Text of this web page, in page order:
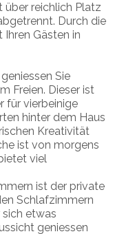
über reichlich Platz
Durch die
Gästen in
Sie
Freien. Dieser ist
für vierbeinige
hinter dem Haus
Kreativität
ist von morgens
viel
ist der private
Schlafzimmern
sich etwas
geniessen